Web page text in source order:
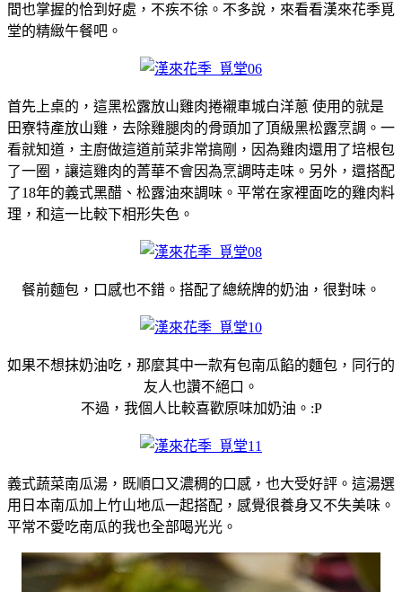
間也掌握的恰到好處，不疾不徐。不多說，來看看漢來花季覓
堂的精緻午餐吧。
首先上桌的，這黑松露放山雞肉捲襯車城白洋蔥 使用的就是
田寮特產放山雞，去除雞腿肉的骨頭加了頂級黑松露烹調。一
看就知道，主廚做這道前菜非常搞剛，因為雞肉還用了培根包
了一圈，讓這雞肉的菁華不會因為烹調時走味。另外，還搭配
了18年的義式黑醋、松露油來調味。平常在家裡面吃的雞肉料
理，和這一比較下相形失色。
餐前麵包，口感也不錯。搭配了總統牌的奶油，很對味。
如果不想抹奶油吃，那麼其中一款有包南瓜餡的麵包，同行的
友人也讚不絕口。
不過，我個人比較喜歡原味加奶油。:P
義式蔬菜南瓜湯，既順口又濃稠的口感，也大受好評。這湯選
用日本南瓜加上竹山地瓜一起搭配，感覺很養身又不失美味。
平常不愛吃南瓜的我也全部喝光光。